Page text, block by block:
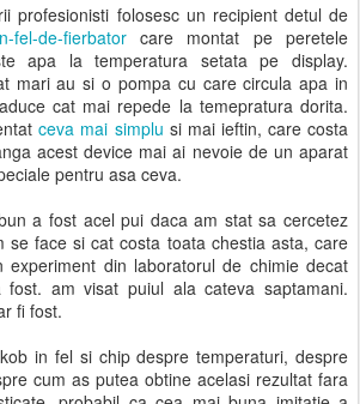
profesionisti folosesc un recipient detul de
fel-de-fierbatorcare montat pe peretele
apa la temperatura setata pe display.
mari au si o pompa cu care circula apa in
cat mai repede la temepratura dorita.
ceva mai simplu si mai ieftin, care costa
acest device mai ai nevoie de un aparat
pentru asa ceva.
a fost acel pui daca am stat sa cercetez
se face si cat costa toata chestia asta, care
din laboratorul de chimie decat
am visat puiul ala cateva saptamani.
fi fost.
in fel si chip despre temperaturi, despre
cum as putea obtine acelasi rezultat fara